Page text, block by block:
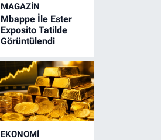
MAGAZİN
Mbappe İle Ester
Exposito Tatilde
Görüntülendi
EKONOMİ